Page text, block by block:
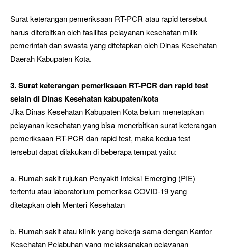
Surat keterangan pemeriksaan RT-PCR atau rapid tersebut
harus diterbitkan oleh fasilitas pelayanan kesehatan milik
pemerintah dan swasta yang ditetapkan oleh Dinas Kesehatan
Daerah Kabupaten Kota.
3. Surat keterangan pemeriksaan RT-PCR dan rapid test
selain di Dinas Kesehatan kabupaten/kota
Jika Dinas Kesehatan Kabupaten Kota belum menetapkan
pelayanan kesehatan yang bisa menerbitkan surat keterangan
pemeriksaan RT-PCR dan rapid test, maka kedua test
tersebut dapat dilakukan di beberapa tempat yaitu:
a. Rumah sakit rujukan Penyakit Infeksi Emerging (PIE)
tertentu atau laboratorium pemeriksa COVID-19 yang
ditetapkan oleh Menteri Kesehatan
b. Rumah sakit atau klinik yang bekerja sama dengan Kantor
Kesehatan Pelabuhan yang melaksanakan pelayanan